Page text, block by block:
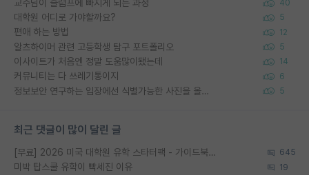
교수님이 슬럼프에 빠지게 되는 과정 40
대학원 어디로 가야할까요? 5
편애 하는 방법 12
알츠하이머 관련 고등학생 탐구 포트폴리오 5
이사이트가 처음엔 정말 도움많이됐는데 14
커뮤니티는 다 쓰레기통이지 6
정보보안 연구하는 입장에선 식별가능한 사진을 올리는건 비추이긴함 5
최근 댓글이 많이 달린 글
[무료] 2026 미국 대학원 유학 스타터팩 - 가이드북 & 합격자 컨택메일 템플릿 645
미박 탑스쿨 유학이 빡세진 이유 19